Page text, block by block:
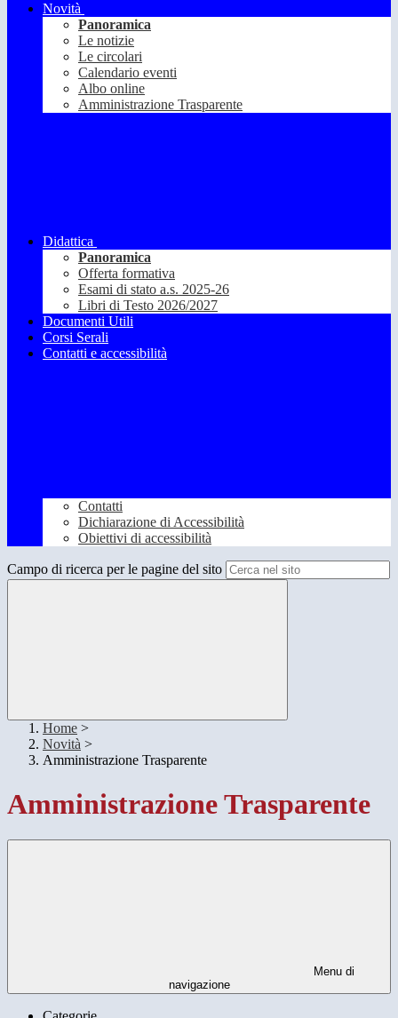
Novità
Panoramica
Le notizie
Le circolari
Calendario eventi
Albo online
Amministrazione Trasparente
Didattica
Panoramica
Offerta formativa
Esami di stato a.s. 2025-26
Libri di Testo 2026/2027
Documenti Utili
Corsi Serali
Contatti e accessibilità
Contatti
Dichiarazione di Accessibilità
Obiettivi di accessibilità
Campo di ricerca per le pagine del sito
Home >
Novità >
Amministrazione Trasparente
Amministrazione Trasparente
Menu di
navigazione